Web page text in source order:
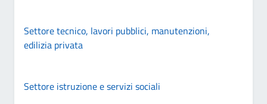
Settore tecnico, lavori pubblici, manutenzioni,
edilizia privata
Settore istruzione e servizi sociali